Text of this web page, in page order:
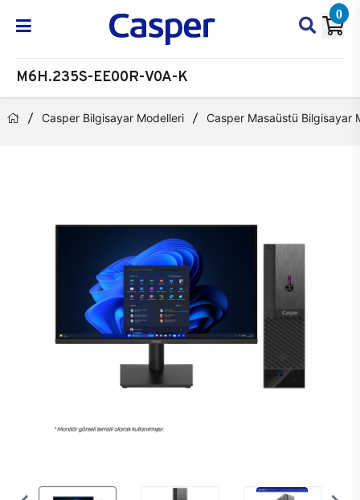
0
M6H.235S-EE00R-V0A-K
Casper Bilgisayar Modelleri Casper Masaüstü Bilgisayar